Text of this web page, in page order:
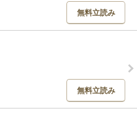
無料立読み
無料立読み